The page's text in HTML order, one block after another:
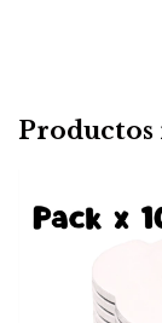
Productos